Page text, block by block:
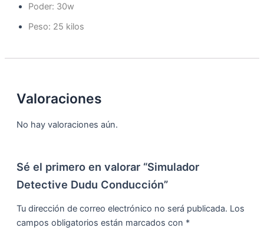
Poder: 30w
Peso: 25 kilos
Valoraciones
No hay valoraciones aún.
Sé el primero en valorar “Simulador
Detective Dudu Conducción”
Tu dirección de correo electrónico no será publicada. Los
campos obligatorios están marcados con *